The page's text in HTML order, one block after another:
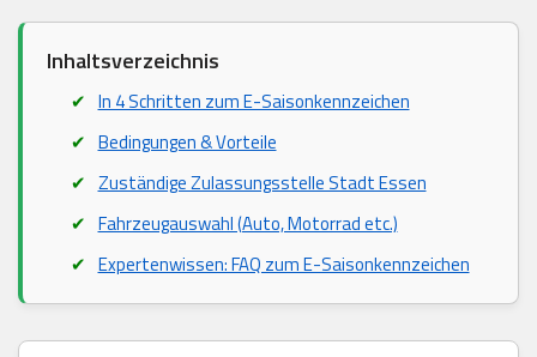
Inhaltsverzeichnis
In 4 Schritten zum E-Saisonkennzeichen
Bedingungen & Vorteile
Zuständige Zulassungsstelle Stadt Essen
Fahrzeugauswahl (Auto, Motorrad etc.)
Expertenwissen: FAQ zum E-Saisonkennzeichen